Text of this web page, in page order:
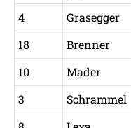
4 Grasegger
18
Brenner
10
Mader
3
Schrammel